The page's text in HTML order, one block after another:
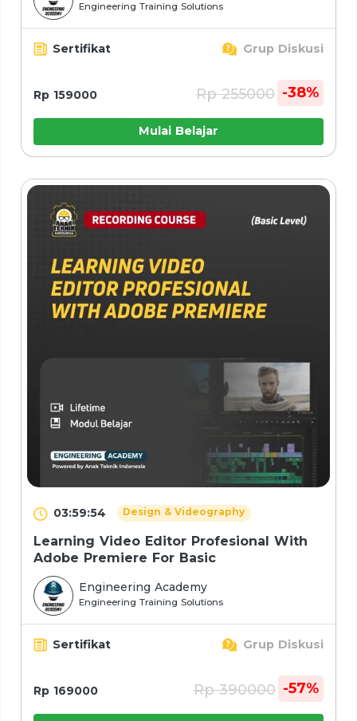
Engineering Training Solutions
Sertifikat Grup Diskusi
Rp 159000 Rp 255000 -38%
Mulai Belajar
03:59:54 Design & Videography
Learning Video Editor Profesional With
Adobe Premiere For Basic
Engineering Academy
Engineering Training Solutions
Sertifikat Grup Diskusi
Rp 169000 Rp 390000 -57%